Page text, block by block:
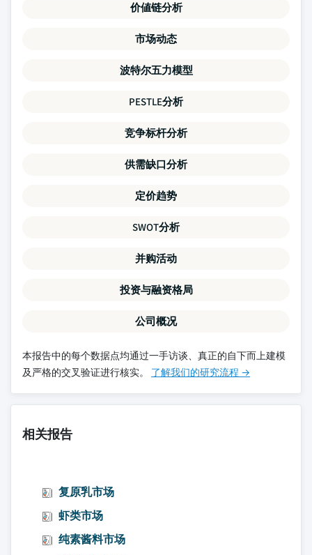
价値链分析
市场动态
波特尔五力模型
PESTLE分析
竞争标杆分析
供需缺口分析
定价趋势
SWOT分析
并购活动
投资与融资格局
公司概况
本报告中的每个数据点均通过一手访谈、真正的自下而上建模
及严格的交叉验证进行核实。 了解我们的研究流程 →
相关报告
复原乳市场
虾类市场
纯素酱料市场